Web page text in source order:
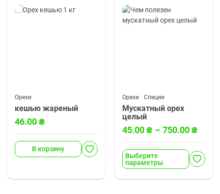
Орехи
Орехи
кешью жареный
46.00₴
В корзину
Орехи Специи
Мускатный орех
целый
45.00₴ – 750.00₴
Выберите
параметры